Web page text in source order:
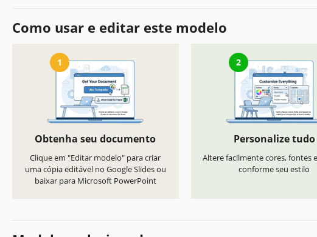
Como usar e editar este modelo
1
Obtenha seu documento
Clique em "Editar modelo" para criar
uma cópia editável no Google Slides ou
baixar para Microsoft PowerPoint
2
Personalize tudo
Altere facilmente cores, fontes
conforme seu estilo